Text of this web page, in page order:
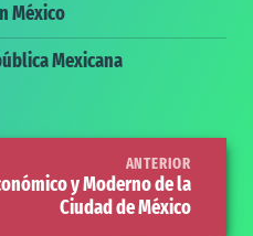
México
Mexicana
ANTERIOR
y Moderno de la
Ciudad de México